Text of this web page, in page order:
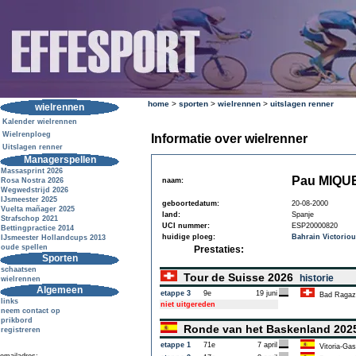
wielrennen
Kalender wielrennen
Wielrenploeg
Uitslagen renner
Managerspellen
Massasprint 2026
Rosa Nostra 2026
Wegwedstrijd 2026
IJsmeester 2025
Vuelta mañager 2025
Strafschop 2021
Bettingpractice 2014
IJsmeester Hollandcups 2013
oude spellen
Sporten
schaatsen
wielrennen
Algemeen
links
neem contact op
prikbord
registreren
home > sporten > wielrennen > uitslagen renner
Informatie over wielrenner
naam: Pau
geboortedatum:
20-08-2000
land:
Spanje
UCI nummer:
ESP20000820
huidige ploeg:
Bahrain
Prestaties:
Tour de Suisse 2026 historie
etappe 3 9e 19 juni
Bad Ragaz
niet uitgereden
Ronde van het Baskenland
etappe 1 71e 7 april
Vitoria-